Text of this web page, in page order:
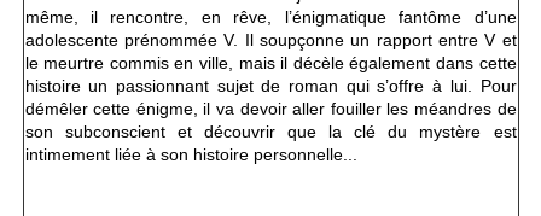
même, il rencontre, en rêve, l’énigmatique fantôme d’une
adolescente prénommée V. Il soupçonne un rapport entre V et
le meurtre commis en ville, mais il décèle également dans cette
histoire un passionnant sujet de roman qui s’offre à lui. Pour
démêler cette énigme, il va devoir aller fouiller les méandres de
son subconscient et découvrir que la clé du mystère est
intimement liée à son histoire personnelle...